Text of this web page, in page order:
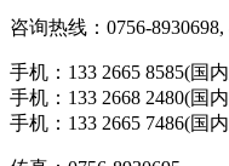
咨询热线：0756-8930698,
手机：133 2665 8585(国
手机：133 2668 2480(国
手机：133 2665 7486(国